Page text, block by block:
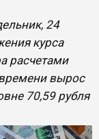
24
курса
расчетами
вырос
70,59 рубля